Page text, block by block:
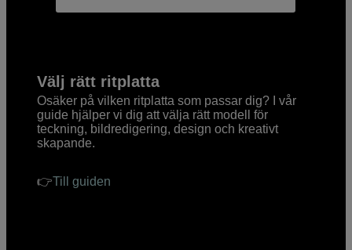
Välj rätt ritplatta
Osäker på vilken ritplatta som passar dig? I vår
guide hjälper vi dig att välja rätt modell för
teckning, bildredigering, design och kreativt
skapande.
👉Till guiden